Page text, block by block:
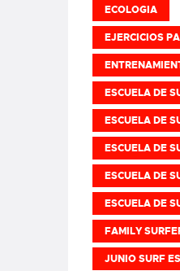
ECOLOGIA
EJERCICIOS
ESCUELA DE
ESCUELA DE
ESCUELA DE
ESCUELA DE
ESCUELA DE
FAMILY
JUNIO SURF